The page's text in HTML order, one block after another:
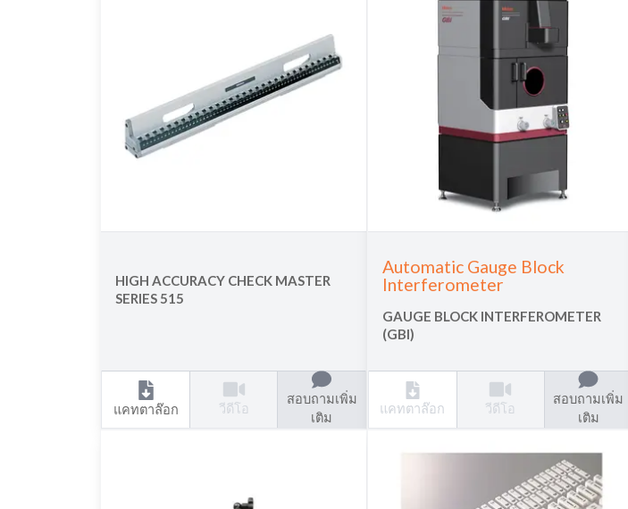
HIGH ACCURACY CHECK MASTER
SERIES 515
แคทตาล๊อก วีดีโอ
สอบถามเพิ่ม
เติม
Automatic Gauge Block
Interferometer
GAUGE BLOCK INTERFEROMETER
(GBI)
แคทตาล๊อก วีดีโอ
สอบถามเพิ่ม
เติม